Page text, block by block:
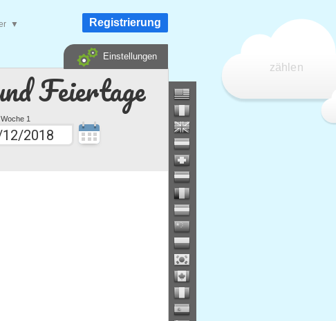
Feiertage
Woche 1
zählen
▼ Registrierung
Einstellungen